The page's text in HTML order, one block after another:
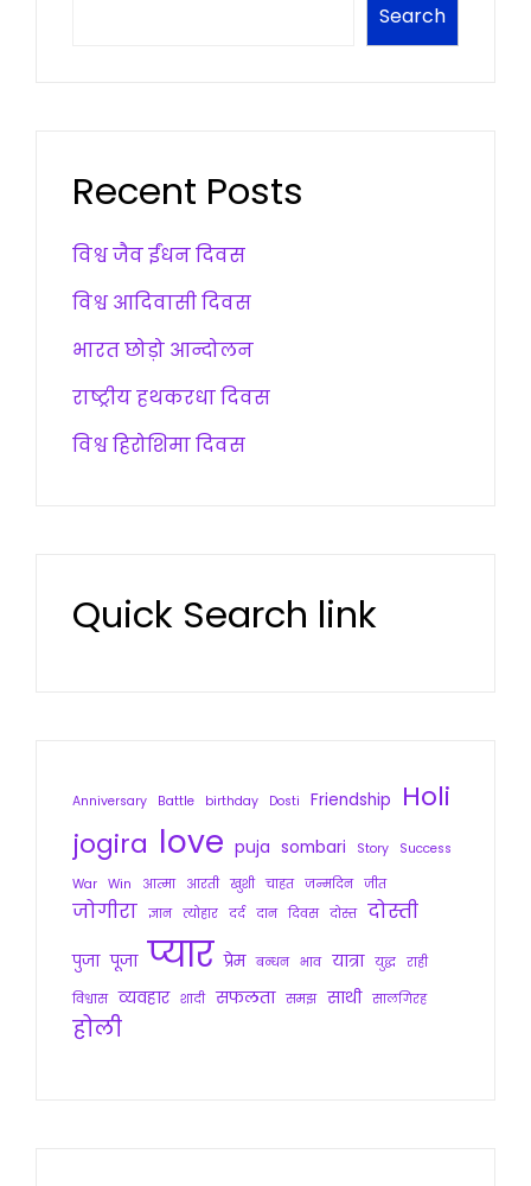
Search
Recent Posts
विश्व जैव ईंधन दिवस
विश्व आदिवासी दिवस
भारत छोड़ो आन्दोलन
राष्ट्रीय हथकरधा दिवस
विश्व हिरोशिमा दिवस
Quick Search link
Anniversary Battle birthday Dosti Friendship
Holi
jogira love puja sombari Story
Success
War Win आत्मा आरती खुशी चाहत जन्मदिन जीत
जोगीरा ज्ञान त्योहार दर्द दान दिवस दोस्त दोस्ती
पुजा पूजा प्यार प्रेम बन्धन भाव यात्रा युद्ध राही
विश्वास व्यवहार शादी सफलता समझ साथी सालगिरह
होली